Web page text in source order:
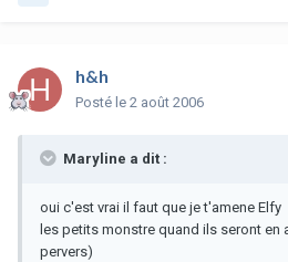
h&h
Posté le 2 août 2006
Maryline a dit :
oui c'est vrai il faut que je t'amene
les petits monstre quand ils seront en
pervers)